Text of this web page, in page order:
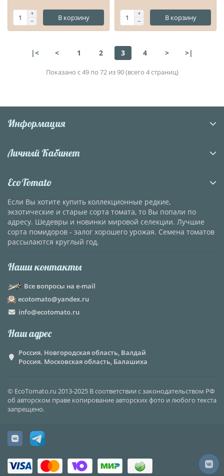
В корзину В корзину
|< < 1 2 3 4 > >|
Показано с 49 по 72 из 90 (всего 4 страниц)
Информация
Личный Кабинет
EcoTomato
Если Вы хотите купить коллекционные редкие,
экзотические и старые сорта томата, то Вы попали по
адресу. Шедевры и новинки мировой селекции. Лучшие
сорта помидоров - залог хорошего урожая. Семена томатов
рассылаются круглый год.
Наши контакты
Все вопросы на e-mail
ecotomato@yandex.ru
info@ecotomato.ru
Наш адрес
Россия. Новгородская область, Валдай
Россия. Московская область, Балашиха
© EcoTomato.ru 2013-2025 В соответствии с законодательством РФ
об авторском праве копирование авторских фото и любого текста
запрещено.